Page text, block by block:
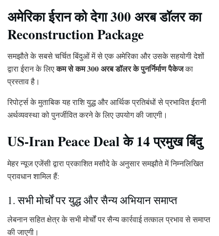
अमेरिका ईरान को देगा 300 अरब डॉलर का
Reconstruction Package
समझौते के सबसे चर्चित बिंदुओं में से एक अमेरिका और उसके सहयोगी देशों
द्वारा ईरान के लिएकम से कम 300 अरब डॉलर के पुनर्निर्माण पैकेजका
प्रस्ताव है।
रिपोर्ट्स के मुताबिक यह राशि युद्ध और आर्थिक प्रतिबंधों से प्रभावित ईरानी
अर्थव्यवस्था को पुनर्जीवित करने के लिए उपयोग की जाएगी।
US-Iran Peace Deal के 14 प्रमुख बिंदु
मेहर न्यूज एजेंसी द्वारा प्रकाशित मसौदे के अनुसार समझौते में निम्नलिखित
प्रावधान शामिल हैं:
1. सभी मोर्चों पर युद्ध और सैन्य अभियान समाप्त
लेबनान सहित क्षेत्र के सभी मोर्चों पर सैन्य कार्रवाई तत्काल प्रभाव से समाप्त
की जाएगी।